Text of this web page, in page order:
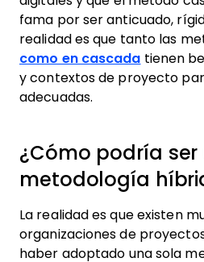
fama por ser anticuado,
realidad es que tanto las
como en cascada tienen
y contextos de proyecto
adecuadas.
¿Cómo podría ser
metodología
La realidad es que existen
organizaciones de
haber adoptado una sola